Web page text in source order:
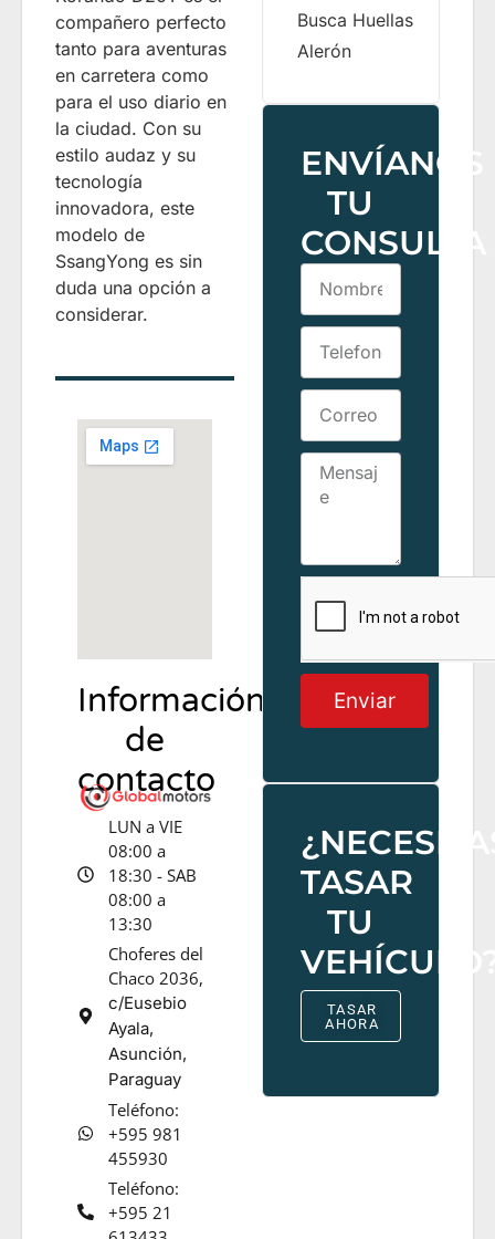
compañero perfecto
tanto para aventuras
en carretera como
para el uso diario en
la ciudad. Con su
estilo audaz y su
tecnología
innovadora, este
modelo de
SsangYong es sin
duda una opción a
considerar.
Información
de
contacto
LUN a VIE
08:00 a
18:30 - SAB
08:00 a
13:30
Choferes del
Chaco 2036,
c/Eusebio
Ayala,
Asunción,
Paraguay
Teléfono:
+595 981
455930
Teléfono:
+595 21
Busca Huellas
Alerón
ENVÍANOS
TU
CONSULTA
Enviar
TASAR
TU
TASAR
AHORA